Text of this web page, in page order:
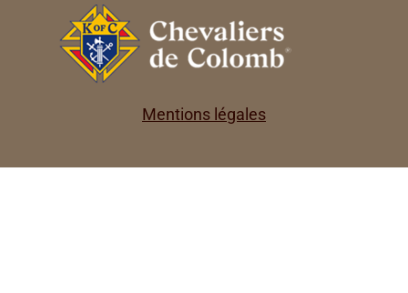
Mentions légales